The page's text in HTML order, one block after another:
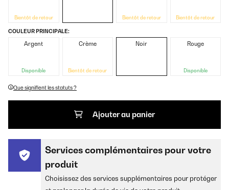
Bientôt de retour Bientôt de retour Bientôt de retour
COULEUR PRINCIPALE:
Argent
Disponible
Crème
Bientôt de retour
Noir Rouge
Disponible
Que signifient les statuts ?
Ajouter au panier
Services complémentaires pour votre
produit
Choisissez des services supplémentaires pour protéger